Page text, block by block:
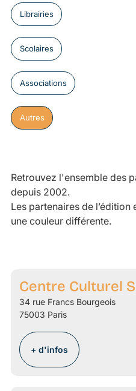
Librairies
Scolaires
Associations
Autres
Retrouvez l'ensemble des
depuis 2002.
Les partenaires de
une couleur différente.
Centre Culturel
34 rue Francs Bourgeois
75003 Paris
+ d'infos